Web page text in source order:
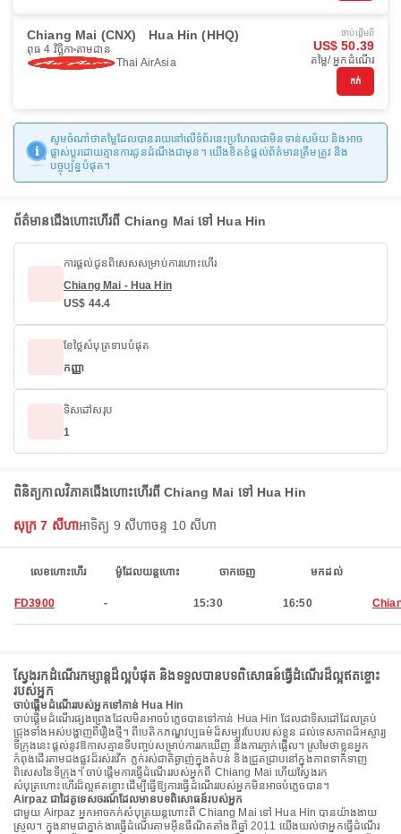
Chiang Mai (CNX) Hua Hin (HHQ)
ពុធ 4 វិច្ឆិកា តាមដាន
Thai AirAsia
ចាប់ផ្ដើមពី
US$ 50.39
តម្លៃ/ អ្នកដំណើរ
កក់
សូមចំណាំថាតម្លៃដែលបានរាយនៅលើទំព័រនេះប្រហែលជាមិនទាន់សម័យ និងអាច
ផ្លាស់ប្តូរដោយគ្មានការជូនដំណឹងជាមុន។ យើងខិតខំផ្តល់ព័ត៌មានត្រឹមត្រូវ និង
បច្ចុប្បន្នបំផុត។
ព័ត៌មានជើងហោះហើរពី Chiang Mai ទៅ Hua Hin
ការផ្តល់ជូនពិសេសសម្រាប់ការហោះហើរ
Chiang Mai - Hua Hin
US$ 44.4
ខែថ្លៃសំបុត្រទាបបំផុត
កញ្ញា
ទិសដៅសរុប
1
ពិនិត្យកាលវិភាគជើងហោះហើរពី Chiang Mai ទៅ Hua Hin
សុក្រ 7 សីហាអាទិត្យ 9 សីហាចន្ទ 10 សីហា
លេខហោះហើរ ម៉ូដែលយន្តហោះ ចាកចេញ មកដល់
FD3900 - 15:30 16:50
ស្វែងរកដំណើរកម្សាន្តដ៏ល្អបំផុត និងទទួលបានបទពិសោធន៍ធ្វើដំណើរដ៏ល្អឥតខ្ចោះ
របស់អ្នក
ចាប់ផ្តើមដំណើររបស់អ្នកទៅកាន់ Hua Hin
ចាប់ផ្តើមដំណើរផ្សងព្រេងដែលមិនអាចបំភ្លេចបានទៅកាន់ Hua Hin ដែលជាទិសដៅដែលគ្រប់
ជ្រុងទាំងអស់បង្ហាញពីរឿងថ្មី។ ពីបេតិកភណ្ឌវប្បធម៌ដ៏សម្បូរបែបរបស់ខ្លួន ដល់ទេសភាពដ៏អស្ចារ្យ
ទីក្រុងនេះផ្តល់នូវឱកាសគ្មានទីបញ្ចប់សម្រាប់ការរកឃើញ និងការភ្ញាក់ផ្អើល។ ស្រមៃថាខ្លួនអ្នក
កំពុងដើរតាមដងផ្លូវដ៏រស់រវើក ភ្លក់រស់ជាតិឆ្ងាញ់ក្នុងតំបន់ និងជ្រួតជ្រាបនៅក្នុងភាពទាក់ទាញ
ពិសេសនៃទីក្រុង។ ចាប់ផ្តើមការធ្វើដំណើររបស់អ្នកពី Chiang Mai ហើយស្វែងរក
សំបុត្រហោះហើរដ៏ល្អឥតខ្ចោះដើម្បីធ្វើឱ្យការធ្វើដំណើររបស់អ្នកមិនអាចបំភ្លេចបាន។
Airpaz ជាដៃគូទេសចរណ៍ដែលមានបទពិសោធន៍របស់អ្នក
ជាមួយ Airpaz អ្នកអាចកក់សំបុត្រយន្តហោះពី Chiang Mai ទៅ Hua Hin បានយ៉ាងងាយ
ស្រួល។ ក្នុងនាមជាភ្នាក់ងារធ្វើដំណើរតាមអ៊ីនធឺណិតតាំងពីឆ្នាំ 2011 យើងយល់ថាអ្នកធ្វើដំណើរ